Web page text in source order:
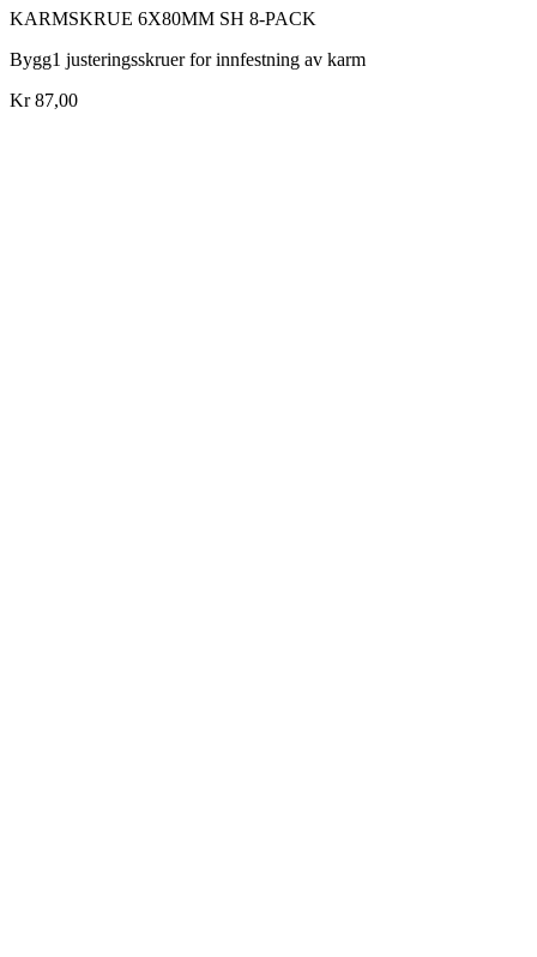
KARMSKRUE 6X80MM SH 8-PACK
Bygg1 justeringsskruer for innfestning av karm
Kr 87,00